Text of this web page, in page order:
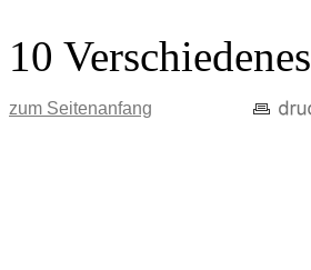
10 Verschiedenes
zum Seitenanfang